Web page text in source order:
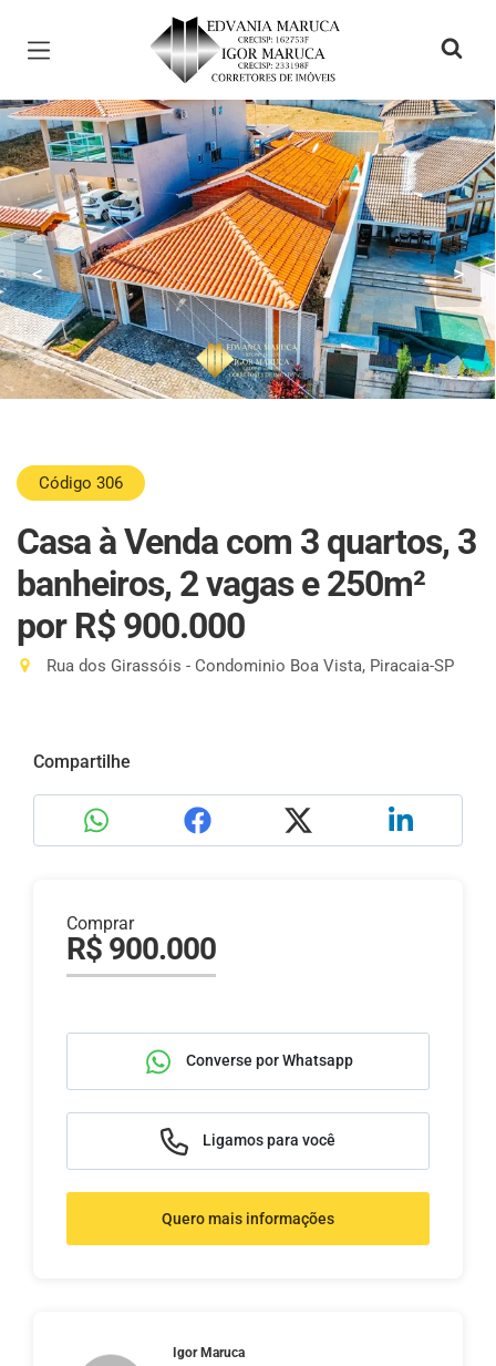
Página inicial
< >
Código 306
Casa à Venda com 3 quartos, 3
banheiros, 2 vagas e 250m²
por R$ 900.000
Rua dos Girassóis - Condominio Boa Vista, Piracaia-SP
Compartilhe
Comprar
R$ 900.000
Converse por Whatsapp
Ligamos para você
Quero mais informações
Igor Maruca